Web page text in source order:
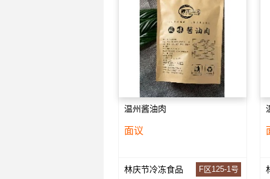
温州酱油肉
面议
林庆节冷冻食品 F区125-1号